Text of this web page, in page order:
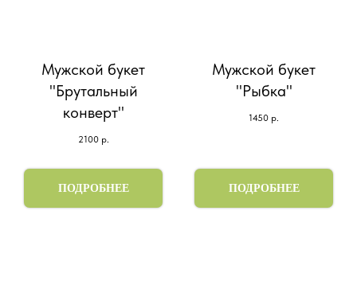
Мужской букет
"Брутальный
конверт"
2100 р.
ПОДРОБНЕЕ
Мужской букет
"Рыбка"
1450 р.
ПОДРОБНЕЕ